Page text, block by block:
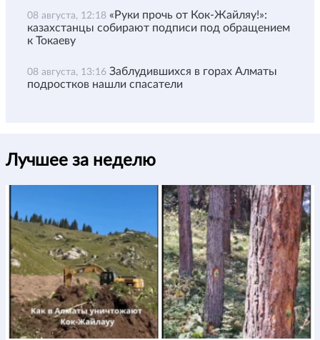
08 августа, 12:18 «Руки прочь от Кок-Жайляу!»:
казахстанцы собирают подписи под обращением
к Токаеву
08 августа, 13:16 Заблудившихся в горах Алматы
подростков нашли спасатели
Лучшее за неделю